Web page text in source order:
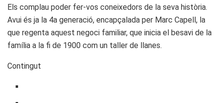
Els complau poder fer-vos coneixedors de la seva història.
Avui és ja la 4a generació, encapçalada per Marc Capell, la
que regenta aquest negoci familiar, que inicia el besavi de la
família a la fi de 1900 com un taller de llanes.
Contingut